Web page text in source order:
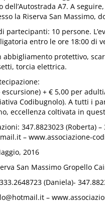
dell’Autostrada A7. A
la Riserva San Massimo,
partecipanti: 10 persone.
entro le ore 18:00 di
abbigliamento protettivo,
torcia elettrica.
+ € 5,00 per
Codibugnolo). A tutti i
eccellenza coltivata in
347.8823023 (Roberta) –
– www.associazione-
2016
San Massimo Gropello
333.2648723 (Daniela)-
–